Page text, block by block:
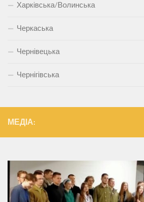
Харківська/Волинська
Черкаська
Чернівецька
Чернігівська
МЕДІА: